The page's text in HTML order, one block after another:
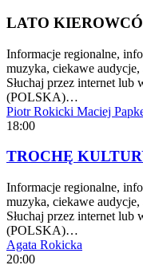
LATO
Informacje regionalne,
muzyka, ciekawe
Słuchaj przez internet
(POLSKA)…
Piotr Rokicki Maciej
18:00
TROCHĘ
Informacje regionalne,
muzyka, ciekawe
Słuchaj przez internet
(POLSKA)…
Agata Rokicka
20:00